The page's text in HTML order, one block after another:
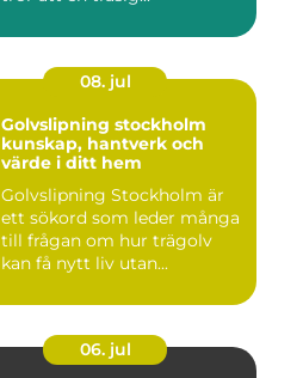
08. jul
Golvslipning stockholm
kunskap, hantverk och
värde i ditt hem
Golvslipning Stockholm är
ett sökord som leder många
till frågan om hur trägolv
kan få nytt liv utan...
06. jul